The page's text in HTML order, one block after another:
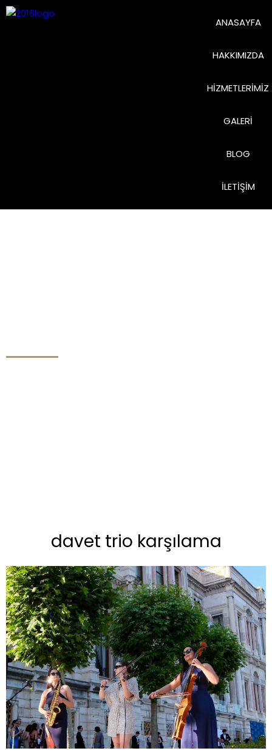
ANASAYFA
HAKKIMIZDA
HIZMETLERIMIZ
GALERI
BLOG
İLETIŞIM
davet trio karşılama